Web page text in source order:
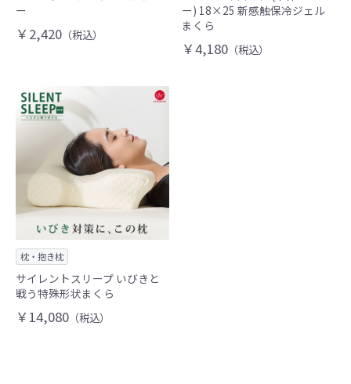
ー
￥2,420 （税込）
ー) 18×25 新感触保冷ジェル
まくら
￥4,180 （税込）
枕・抱き枕
サイレントスリープ いびきと
戦う特殊形状まくら
￥14,080 （税込）